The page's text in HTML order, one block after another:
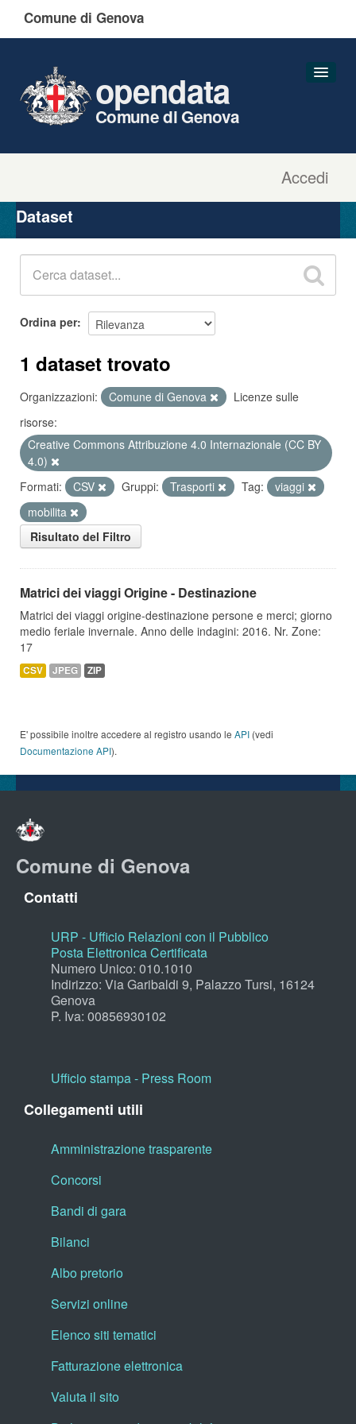
Comune di Genova
Accedi
opendata
Comune di Genova
Organizzazioni
Gruppi
Dataset
Ordina per
1 dataset trovato
Organizzazioni: Comune di Genova
Licenze sulle
risorse:
Creative Commons Attribuzione 4.0 Internazionale (CC BY
4.0)
Formati:
CSV Gruppi: Trasporti Tag:
viaggi
mobilita
Risultato del Filtro
Matrici dei viaggi Origine - Destinazione
Matrici dei viaggi origine-destinazione persone e merci; giorno
medio feriale invernale. Anno delle indagini: 2016. Nr. Zone:
17
CSV JPEG ZIP
E' possibile inoltre accedere al registro usando le API (vedi
Documentazione API).
Comune di Genova
Contatti
URP - Ufficio Relazioni con il Pubblico
Posta Elettronica Certificata
Numero Unico: 010.1010
Indirizzo: Via Garibaldi 9, Palazzo Tursi, 16124
Genova
P. Iva: 00856930102
Ufficio stampa - Press Room
Collegamenti utili
Amministrazione trasparente
Concorsi
Bandi di gara
Bilanci
Albo pretorio
Servizi online
Elenco siti tematici
Fatturazione elettronica
Valuta il sito